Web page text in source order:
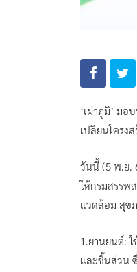
‘เผ่าภูมิ’ ม
เปลี่ยนโครง
วันนี้ (5 พ.ย.
ให้กรมสรรพ
แวดล้อม สุข
1.ยานยนต์:
และชิ้นส่วน ซึ่